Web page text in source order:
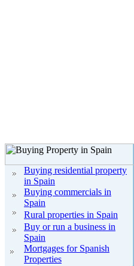
Buying residential property
in Spain
Buying commercials in
Spain
Rural properties in Spain
Buy or run a business in
Spain
Mortgages for Spanish
Properties